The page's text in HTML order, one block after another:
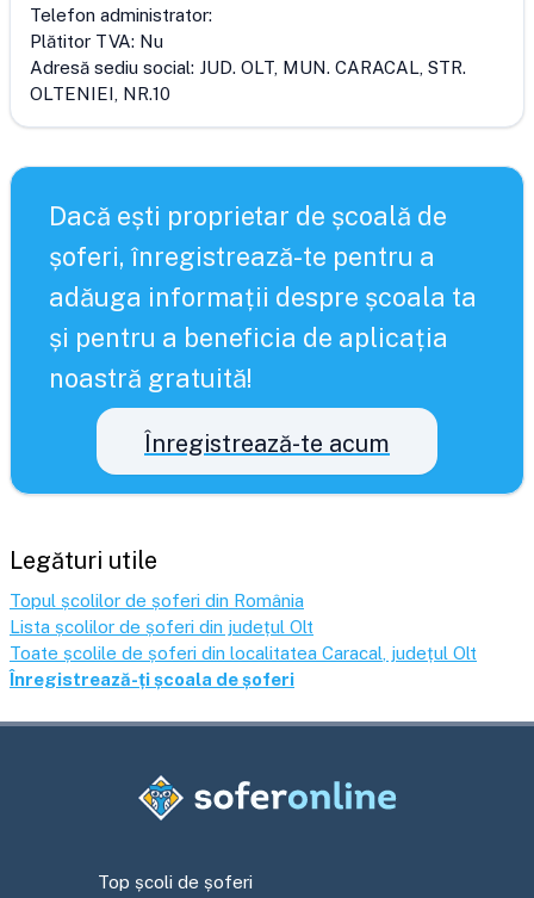
Telefon administrator:
Plătitor TVA: Nu
Adresă sediu social: JUD. OLT, MUN. CARACAL, STR.
OLTENIEI, NR.10
Dacă ești proprietar de școală de
șoferi, înregistrează-te pentru a
adăuga informații despre școala ta
și pentru a beneficia de aplicația
noastră gratuită!
Înregistrează-te acum
Legături utile
Topul școlilor de șoferi din România
Lista școlilor de șoferi din județul Olt
Toate școlile de șoferi din localitatea Caracal , județul Olt
Înregistrează-ți școala de șoferi
Top școli de șoferi